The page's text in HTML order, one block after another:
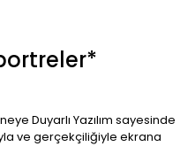
Duyarlı Yazılım sayesinde
ve gerçekçiliğiyle ekrana